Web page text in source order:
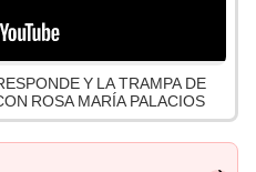
Y LA TRAMPA DE
ROSA MARÍA PALACIOS